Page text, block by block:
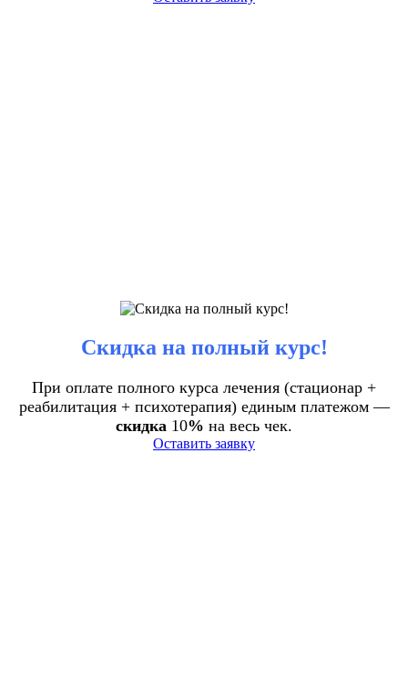
Скидка на полный курс!
При оплате полного курса лечения (стационар +
реабилитация + психотерапия) единым платежом —
скидка 10% на весь чек.
Оставить заявку